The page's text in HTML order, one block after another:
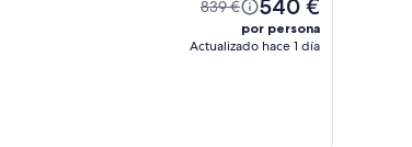
839 € 540 €
por persona
Actualizado hace 1 día